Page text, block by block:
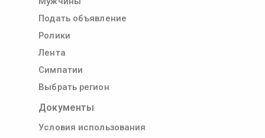
Подать объявление
Ролики
Лента
Симпатии
Выбрать регион
Документы
Условия использования